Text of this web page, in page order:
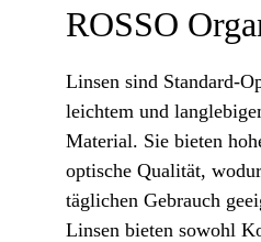
Linsen sind Standard-
leichtem und
Material. Sie bieten
optische Qualität,
täglichen Gebrauch
Linsen bieten sowohl
ROSSO